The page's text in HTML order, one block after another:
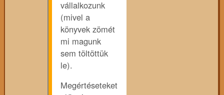
vállalkozunk
(mivel a
könyvek zömét
mi magunk
sem töltöttük
le).
Megértéseteket